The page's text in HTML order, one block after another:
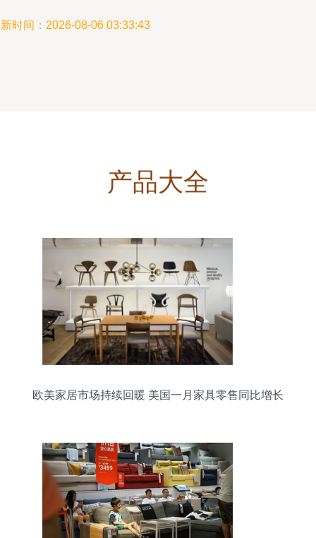
时间：2026-08-06 03:33:43
产品大全
欧美家居市场持续回暖 美国一月家具零售同比增长